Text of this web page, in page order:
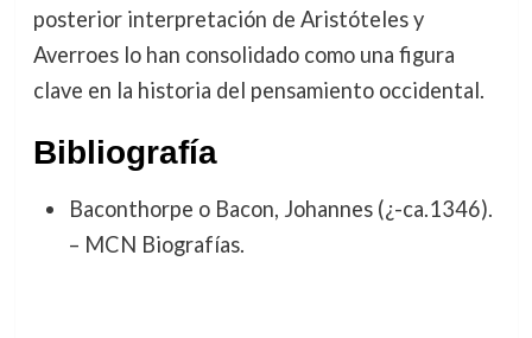
posterior interpretación de Aristóteles y
Averroes lo han consolidado como una figura
clave en la historia del pensamiento occidental.
Bibliografía
Baconthorpe o Bacon, Johannes (¿-ca.1346).
– MCN Biografías.